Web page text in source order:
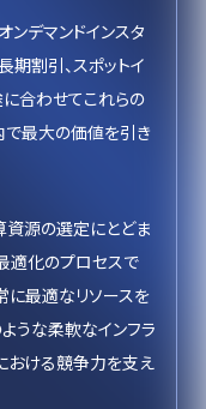
ンデマンドインスタ
期割引、スポットイ
に合わせてこれらの
で最大の価値を引き
資源の選定にとどま
適化のプロセスで
に最適なリソースを
うな柔軟なインフラ
おける競争力を支え